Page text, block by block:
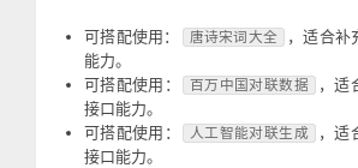
可搭配使用： 唐诗宋词大全
，适合补
能力。
可搭配使用：
百万中国对联数据
，适
接口能力。
可搭配使用：
人工智能对联生成
，适
接口能力。